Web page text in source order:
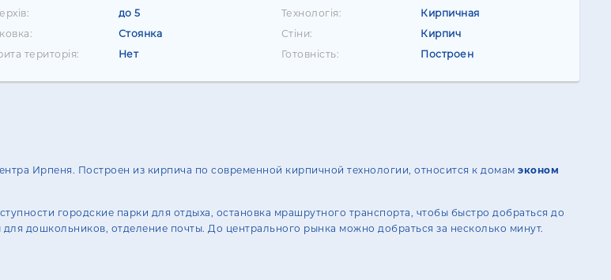
до 5
Стоянка
територія:
Нет
Технологія:
Кирпичная
Стіни:
Кирпич
Готовність:
Построен
Ирпеня. Построен из кирпича по современной кирпичной технологии, относится к домамэконом
городские парки для отдыха, остановка мрашрутного транспорта, чтобы быстро добраться до
дошкольников, отделение почты. До центрального рынка можно добраться за несколько минут.